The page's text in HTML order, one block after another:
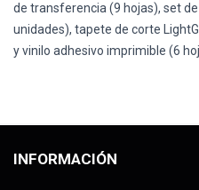
de transferencia (9 hojas), set
unidades), tapete de corte
y vinilo adhesivo imprimible (6
INFORMACIÓN